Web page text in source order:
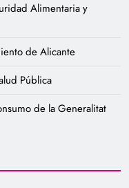
Alimentaria y
de Alicante
Pública
de la Generalitat